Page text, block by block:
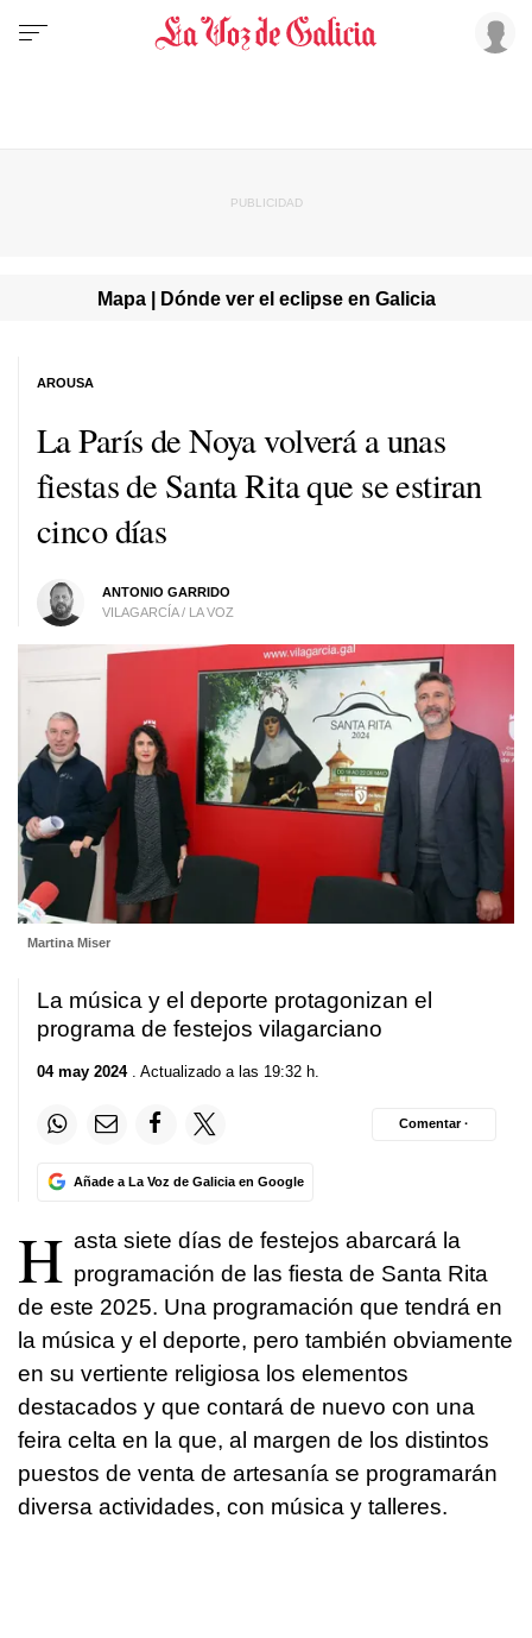
Mapa | Dónde ver el eclipse en Galicia
La París de Noya volverá a unas
fiestas de Santa Rita que se estiran
cinco días
ANTONIO GARRIDO
VILAGARCÍA / LA VOZ
AROUSA
Martina Miser
La música y el deporte protagonizan el
programa de festejos vilagarciano
04 may 2024. Actualizado a las 19:32 h.
Añade a La Voz de Galicia en Google
Comentar ·
H asta siete días de festejos abarcará la
programación de las fiesta de Santa Rita
de este 2025. Una programación que tendrá en
la música y el deporte, pero también obviamente
en su vertiente religiosa los elementos
destacados y que contará de nuevo con una
feira celta en la que, al margen de los distintos
puestos de venta de artesanía se programarán
diversa actividades, con música y talleres.